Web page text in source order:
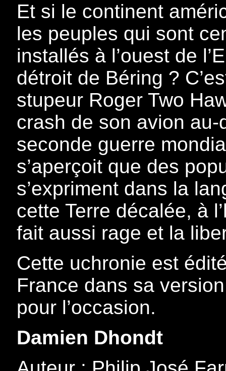
Et si le continent
les peuples qui sont
installés à l’ouest de
détroit de Béring ?
stupeur Roger Two
crash de son avion
seconde guerre
s’aperçoit que des
s’expriment dans la
cette Terre décalée, à
fait aussi rage et la
Cette uchronie est
France dans sa
pour l’occasion.
Damien Dhondt